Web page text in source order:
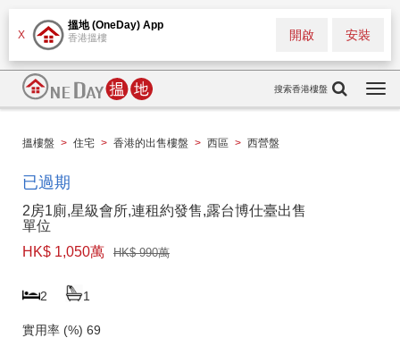
X
搵地 (OneDay) App
香港搵樓 安裝
開啟
搜索香港樓盤
搵樓盤 > 住宅 > 香港的出售樓盤 > 西區 > 西營盤
已過期
2房1廁,星級會所,連租約發售,露台博仕臺出售
單位
HK$ 1,050萬
HK$ 990萬
2 1
實用率 (%) 69